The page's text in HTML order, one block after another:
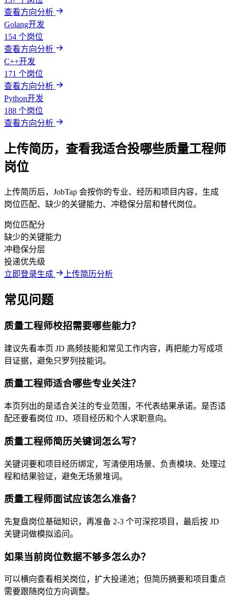
查看方向分析
Golang开发
154 个岗位
查看方向分析
C++开发
171 个岗位
查看方向分析
Python开发
188 个岗位
查看方向分析
上传简历，查看我适合投哪些质量工程师
岗位
上传简历后，JobTap 会按你的专业、经历和项目内容，生成
岗位匹配、缺少的关键能力、冲稳保分层和替代岗位。
岗位匹配分
缺少的关键能力
冲稳保分层
投递优先级
立即登录生成
上传简历分析
常见问题
质量工程师校招需要哪些能力？
建议先看本页 JD 高频技能和常见工作内容，再把能力写成项
目证据，避免只罗列技能词。
质量工程师适合哪些专业关注？
本页列出的是适合关注的专业范围，不代表结果承诺。是否适
配还要看岗位 JD、项目经历和个人求职意向。
质量工程师简历关键词怎么写？
关键词要和项目经历绑定，写清使用场景、负责模块、处理过
程和结果验证，避免无场景堆词。
质量工程师面试应该怎么准备？
先复盘岗位基础知识，再准备 2-3 个可深挖项目，最后按 JD
关键词做模拟追问。
如果当前岗位数据不够多怎么办？
可以横向查看相关岗位，扩大投递池；但简历摘要和项目重点
需要跟随岗位方向调整。